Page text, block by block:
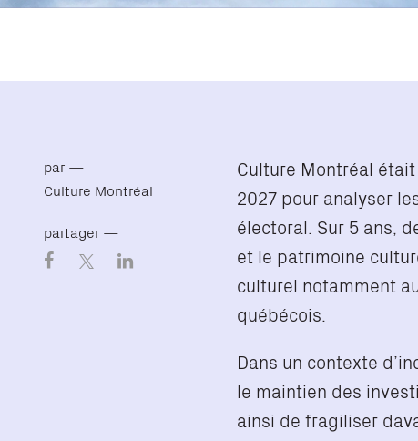
par —
Culture Montréal
partager —
Culture Montréal
2027 pour analyser
électoral. Sur 5 ans,
et le patrimoine
culturel notamment
québécois.
Dans un contexte
le maintien des
ainsi de fragiliser